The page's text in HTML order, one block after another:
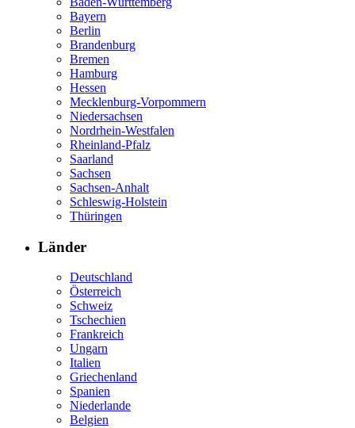
Bayern
Berlin
Brandenburg
Bremen
Hamburg
Hessen
Mecklenburg-Vorpommern
Niedersachsen
Nordrhein-Westfalen
Rheinland-Pfalz
Saarland
Sachsen
Sachsen-Anhalt
Schleswig-Holstein
Thüringen
Länder
Deutschland
Österreich
Schweiz
Tschechien
Frankreich
Ungarn
Italien
Griechenland
Spanien
Niederlande
Belgien